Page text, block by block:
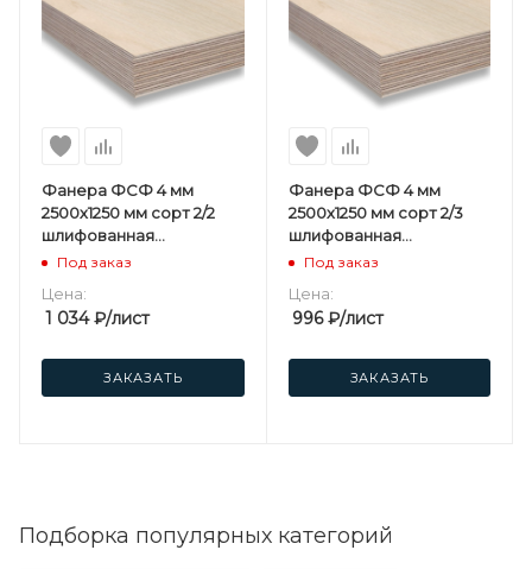
Фанера ФСФ 4 мм
2500х1250 мм сорт 2/2
шлифованная
березовая
Под заказ
Цена:
1 034₽/лист
ЗАКАЗАТЬ
Фанера ФСФ 4 мм
2500х1250 мм сорт 2/3
шлифованная
березовая
Под заказ
Цена:
996₽/лист
ЗАКАЗАТЬ
Подборка популярных категорий